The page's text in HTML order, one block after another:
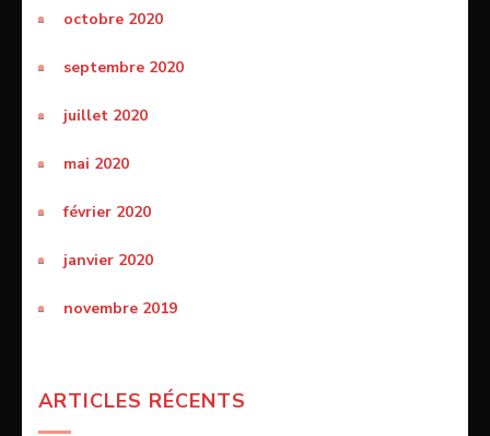
octobre 2020
septembre 2020
juillet 2020
mai 2020
février 2020
janvier 2020
novembre 2019
ARTICLES RÉCENTS